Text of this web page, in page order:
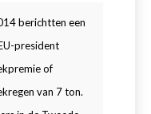
berichtten een
president
of
van 7 ton.